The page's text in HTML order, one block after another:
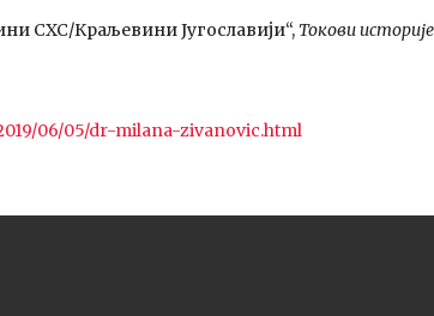
СХС/Краљевини Југославији“, Токови историје
06/05/dr-milana-zivanovic.html